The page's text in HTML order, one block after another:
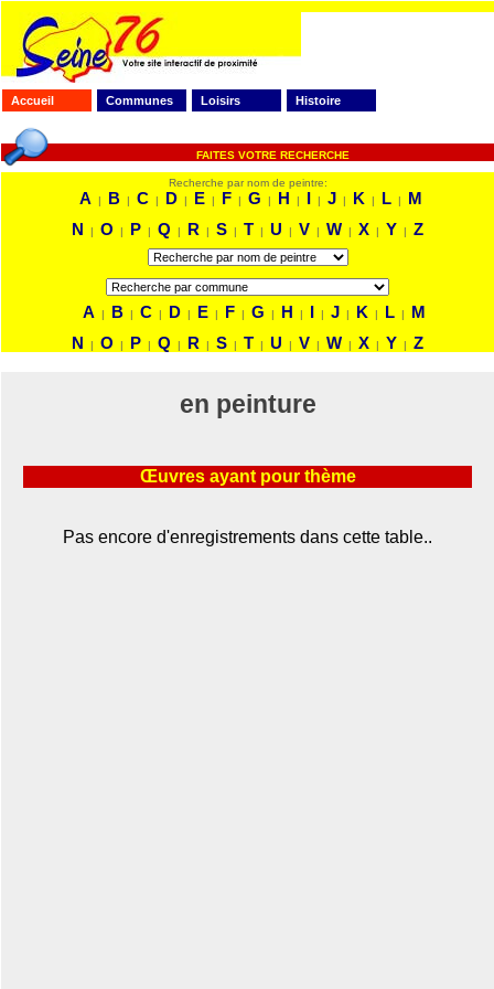
Accueil Communes Loisirs Histoire
FAITES VOTRE RECHERCHE
Recherche par nom de peintre:
A | B | C | D | E | F | G | H | I | J | K | L |
M
N
| O | P | Q | R | S | T | U | V | W | X | Y | Z
A | B | C | D | E | F | G | H | I | J | K | L |
M
N
| O | P | Q | R | S | T | U | V | W | X | Y | Z
en peinture
Œuvres ayant pour thème
Pas encore d'enregistrements dans cette table..